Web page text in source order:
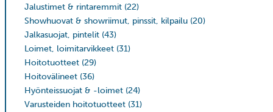
Jalustimet & rintaremmit (22)
Showhuovat & showriimut, pinssit, kilpailu (20)
Jalkasuojat, pintelit (43)
Loimet, loimitarvikkeet (31)
Hoitotuotteet (29)
Hoitovälineet (36)
Hyönteissuojat & -loimet (24)
Varusteiden hoitotuotteet (31)